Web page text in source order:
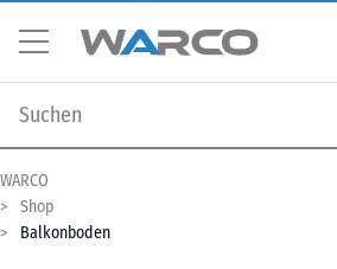
WARCO
Shop
Balkonboden